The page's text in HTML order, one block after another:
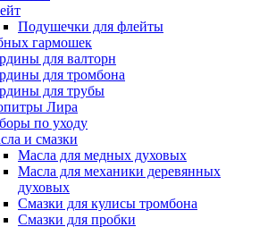
Подушечки для флейты
гармошек
для валторн
для тромбона
для трубы
Лира
по уходу
и смазки
Масла для медных духовых
Масла для механики деревянных
духовых
Смазки для кулисы тромбона
Смазки для пробки